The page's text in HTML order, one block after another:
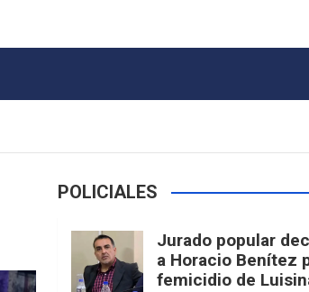
POLICIALES
Jurado popular
a Horacio Benítez
femicidio de